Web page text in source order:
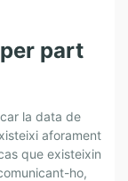
part
la data de
aforament
que existeixin
ho,